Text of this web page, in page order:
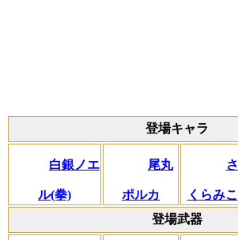
登場キャラ
白銀ノエ
ル(拳)
尾丸
ポルカ
さ
くらみこ
登場武器